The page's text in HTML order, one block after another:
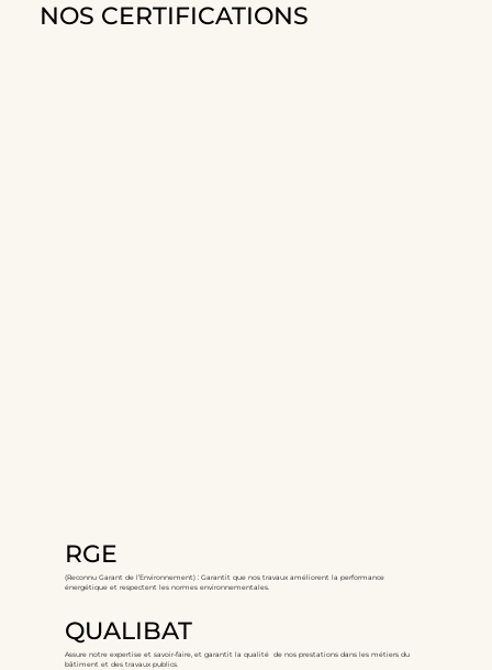
NOS CERTIFICATIONS
RGE
(Reconnu Garant de l’Environnement) : Garantit que nos travaux améliorent la performance
énergétique et respectent les normes environnementales.
QUALIBAT
Assure notre expertise et savoir-faire, et garantit la qualité de nos prestations dans les métiers du
bâtiment et des travaux publics.